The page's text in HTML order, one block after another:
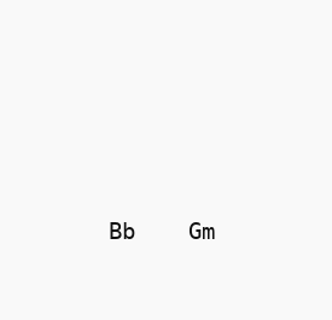
Bb    Gm